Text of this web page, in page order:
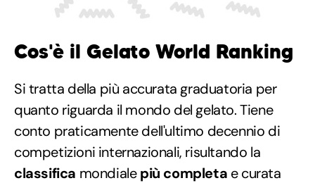
Cos'è il Gelato World Ranking
Si tratta della più accurata graduatoria per
quanto riguarda il mondo del gelato. Tiene
conto praticamente dell'ultimo decennio di
competizioni internazionali, risultando la
classifica mondialepiù completa e curata